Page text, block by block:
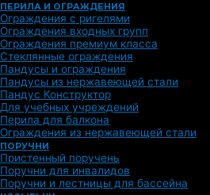
ПЕРИЛА И ОГРАЖДЕНИЯ
Ограждения с ригелями
Ограждения входных групп
Ограждения премиум класса
Стеклянные ограждения
Пандусы и ограждения
Пандусы из нержавеющей стали
Пандус Конструктор
Для учебных учреждений
Перила для балкона
Ограждения из нержавеющей стали
ПОРУЧНИ
Пристенный поручень
Поручни для инвалидов
Поручни и лестницы для бассейна